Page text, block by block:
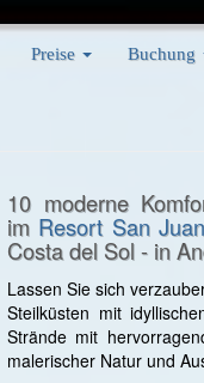
Preise Buchung
10 moderne
im Resort San
Costa del Sol - in
Lassen Sie sich
Steilküsten mit
Strände mit
malerischer Natur und